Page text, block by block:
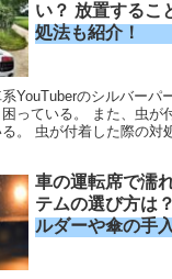
い？ 放置するこ
処法も紹介！
YouTuberのシルバーパ
っている。 また、虫が
。 虫が付着した際の対
車の運転席で濡
テムの選び方は
ルダーや傘の手